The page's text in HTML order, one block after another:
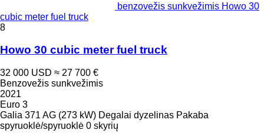
benzovežis sunkvežimis Howo 30
cubic meter fuel truck
8
Howo 30 cubic meter fuel truck
32 000 USD ≈ 27 700 €
Benzovežis sunkvežimis
2021
Euro 3
Galia 371 AG (273 kW) Degalai dyzelinas Pakaba
spyruoklė/spyruoklė 0 skyrių